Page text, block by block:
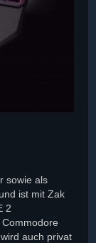
sowie als
ist mit Zak
2
auch privat